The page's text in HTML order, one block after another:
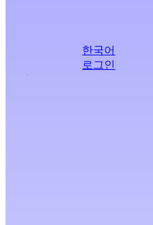
한국어
로그인